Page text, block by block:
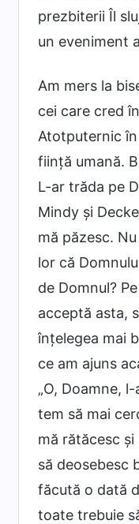
prezbiterii Îl
un eveniment
Am mers la
cei care cred
Atotputernic
ființă umană.
L-ar trăda pe
Mindy și
mă păzesc.
lor că
de Domnul?
acceptă asta,
înțelegea mai
ce am ajuns
„O, Doamne,
tem să mai
mă rătăcesc
să deosebesc
făcută o dată
toate trebuie